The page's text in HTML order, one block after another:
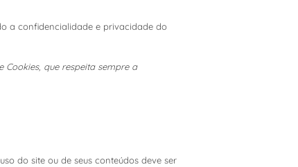
a confidencialidade e privacidade do
Cookies, que respeita sempre a
do site ou de seus conteúdos deve ser